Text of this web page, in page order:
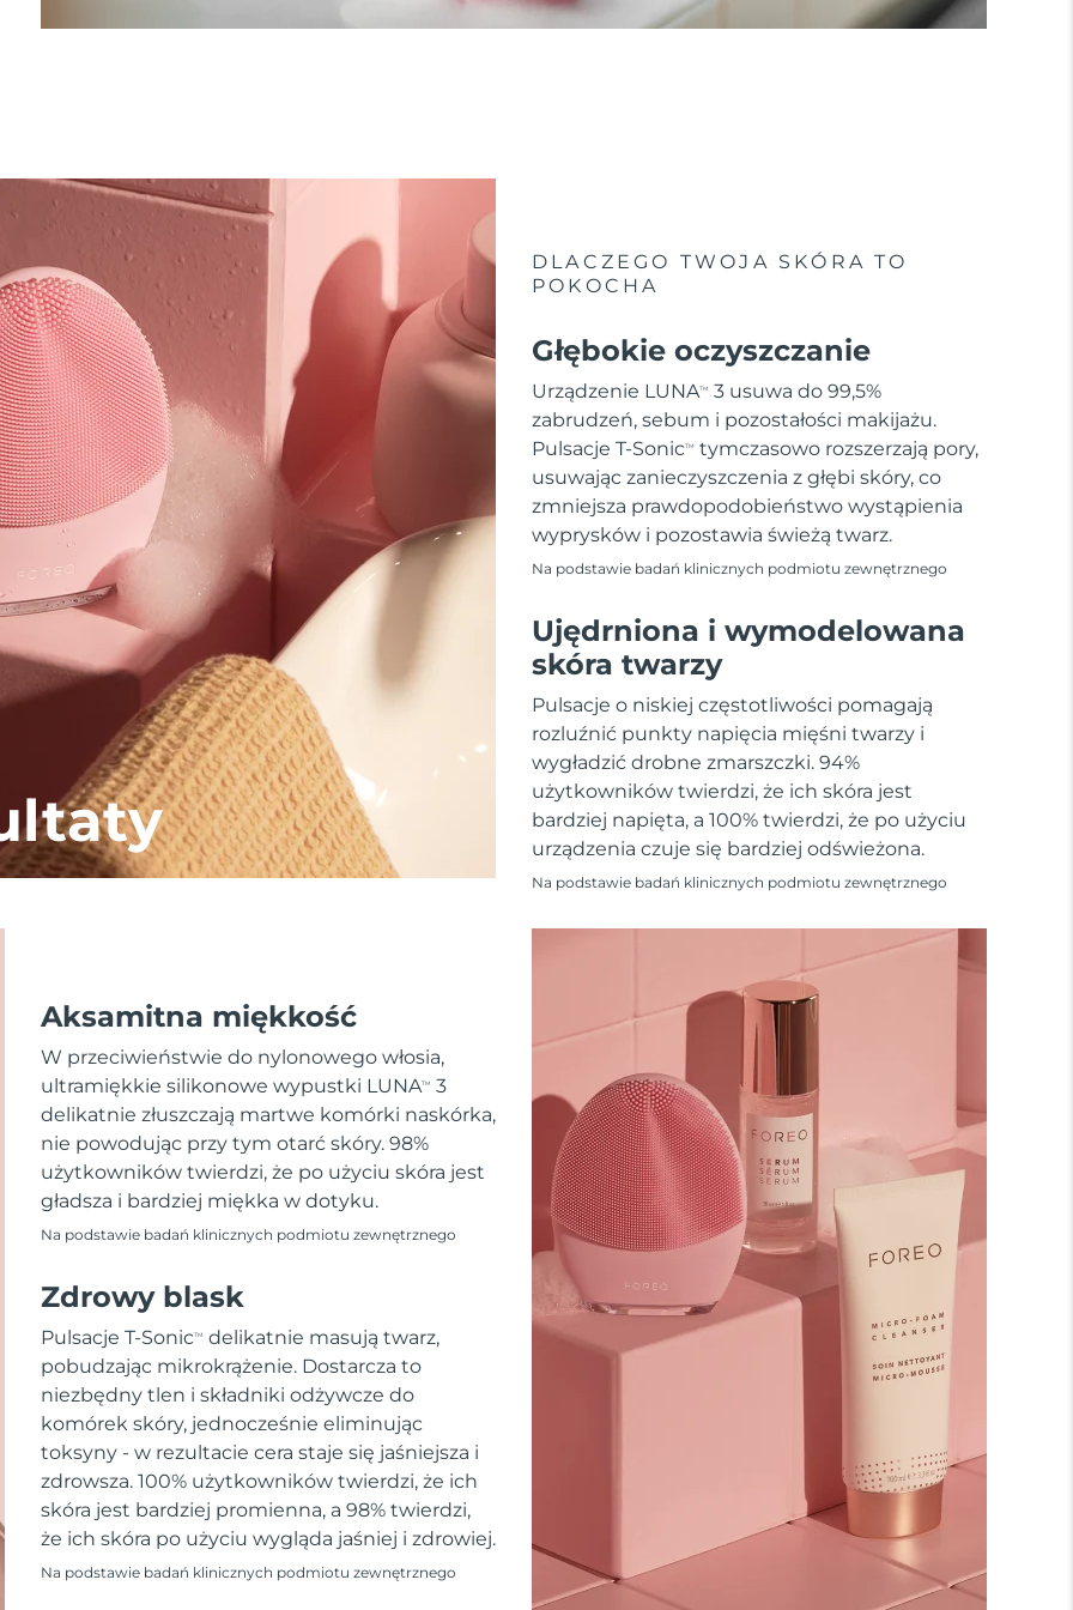
DLACZEGO TWOJA SKÓRA TO
POKOCHA
Głębokie oczyszczanie
Urządzenie LUNATM
3 usuwa do 99,5%
zabrudzeń, sebum i pozostałości makijażu.
Pulsacje T-SonicTM
tymczasowo rozszerzają pory,
usuwając zanieczyszczenia z głębi skóry, co
zmniejsza prawdopodobieństwo wystąpienia
wyprysków i pozostawia świeżą twarz.
Na podstawie badań klinicznych podmiotu zewnętrznego
Ujędrniona i wymodelowana
skóra twarzy
Pulsacje o niskiej częstotliwości pomagają
rozluźnić punkty napięcia mięśni twarzy i
wygładzić drobne zmarszczki. 94%
użytkowników twierdzi, że ich skóra jest
bardziej napięta, a 100% twierdzi, że po użyciu
urządzenia czuje się bardziej odświeżona.
Na podstawie badań klinicznych podmiotu zewnętrznego
Aksamitna miękkość
W przeciwieństwie do nylonowego włosia,
ultramiękkie silikonowe wypustki LUNATM
3
delikatnie złuszczają martwe komórki naskórka,
nie powodując przy tym otarć skóry. 98%
użytkowników twierdzi, że po użyciu skóra jest
gładsza i bardziej miękka w dotyku.
Na podstawie badań klinicznych podmiotu zewnętrznego
Zdrowy blask
Pulsacje T-SonicTM
delikatnie masują twarz,
pobudzając mikrokrążenie. Dostarcza to
niezbędny tlen i składniki odżywcze do
komórek skóry, jednocześnie eliminując
toksyny - w rezultacie cera staje się jaśniejsza i
zdrowsza. 100% użytkowników twierdzi, że ich
skóra jest bardziej promienna, a 98% twierdzi,
że ich skóra po użyciu wygląda jaśniej i zdrowiej.
Na podstawie badań klinicznych podmiotu zewnętrznego